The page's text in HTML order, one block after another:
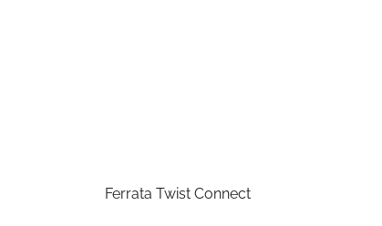
Ferrata Twist Connect